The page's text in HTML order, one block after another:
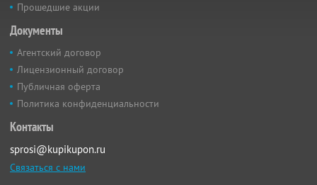
Прошедшие акции
Документы
Агентский договор
Лицензионный договор
Публичная оферта
Политика конфиденциальности
Контакты
sprosi@kupikupon.ru
Связаться с нами